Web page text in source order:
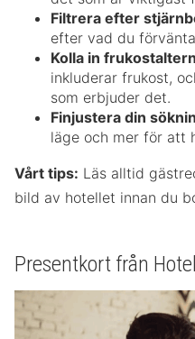
Filtrera efter
efter vad du
Kolla in
inkluderar frukost,
som erbjuder det.
Finjustera din
läge och mer för att
Vårt tips: Läs alltid
bild av hotellet innan du
Presentkort från